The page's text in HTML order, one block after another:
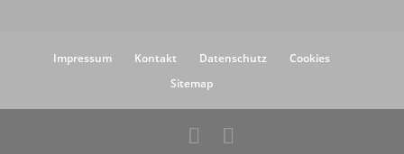
Impressum Kontakt Datenschutz
Cookies
Sitemap